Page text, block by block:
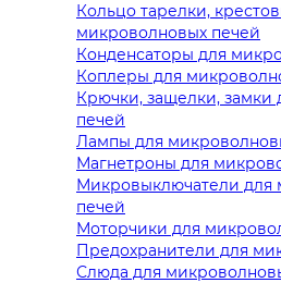
Кольцо тарелки,
микроволновых печей
Конденсаторы для
Коплеры для
Крючки, защелки, замки
печей
Лампы для
Магнетроны для
Микровыключатели для
печей
Моторчики для
Предохранители для
Слюда для